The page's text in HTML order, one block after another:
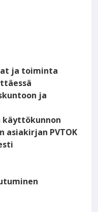
ja toiminta
ja
käyttökunnon
PVTOK